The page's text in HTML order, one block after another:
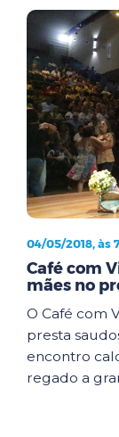
04/05/2018, às
Café com
mães no
O Café com
presta
encontro
regado a